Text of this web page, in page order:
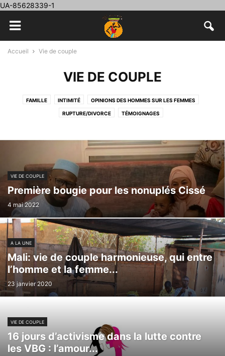
UA-85628339-1
Accueil Vie de couple
VIE DE COUPLE
FAMILLE INTIMITÉ OPINIONS DES HOMMES SUR LES FEMMES
RUPTURE/DIVORCE TÉMOIGNAGES
VIE DE COUPLE
Première bougie pour les nonuplés Cissé
4 mai 2022
A LA UNE
Mali: vie de couple harmonieuse, qui entre
l’homme et la femme...
23 janvier 2020
VIE DE COUPLE
16 jours d’activisme dans la lutte contre
les VBG : l’amour...